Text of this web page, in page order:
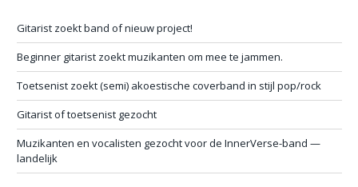
Gitarist zoekt band of nieuw project!
Beginner gitarist zoekt muzikanten om mee te jammen.
Toetsenist zoekt (semi) akoestische coverband in stijl pop/rock
Gitarist of toetsenist gezocht
Muzikanten en vocalisten gezocht voor de InnerVerse-band —
landelijk